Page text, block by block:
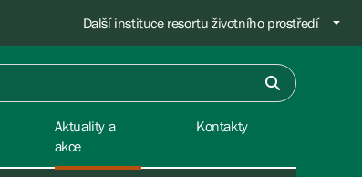
Další instituce resortu životního prostředí
Aktuality a
akce
Kontakty